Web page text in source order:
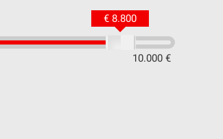
10.000 €
€ 8.800